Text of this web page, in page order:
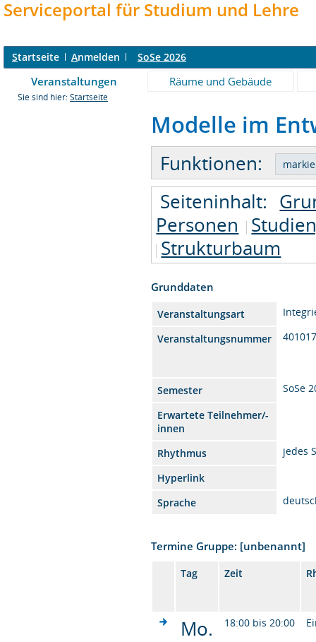
Serviceportal für Studium und Lehre
Startseite Anmelden SoSe 2026
Veranstaltungen Räume und Gebäude
Sie sind hier: Startseite
Modelle im
Funktionen:
Seiteninhalt:
Personen
Strukturbaum
Grunddaten
Veranstaltungsart
Veranstaltungsnummer
Semester
SoSe
Erwartete Teilnehmer/-
innen
Rhythmus
jedes
Hyperlink
Sprache
Termine Gruppe: [unbenannt]
Tag Zeit
Mo. 18:00 bis 20:00